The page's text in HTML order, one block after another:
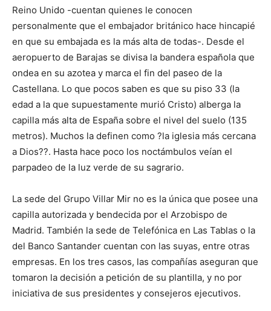
Reino Unido -cuentan quienes le conocen
personalmente que el embajador británico hace hincapié
en que su embajada es la más alta de todas-. Desde el
aeropuerto de Barajas se divisa la bandera española que
ondea en su azotea y marca el fin del paseo de la
Castellana. Lo que pocos saben es que su piso 33 (la
edad a la que supuestamente murió Cristo) alberga la
capilla más alta de España sobre el nivel del suelo (135
metros). Muchos la definen como ?la iglesia más cercana
a Dios??. Hasta hace poco los noctámbulos veían el
parpadeo de la luz verde de su sagrario.
La sede del Grupo Villar Mir no es la única que posee una
capilla autorizada y bendecida por el Arzobispo de
Madrid. También la sede de Telefónica en Las Tablas o la
del Banco Santander cuentan con las suyas, entre otras
empresas. En los tres casos, las compañías aseguran que
tomaron la decisión a petición de su plantilla, y no por
iniciativa de sus presidentes y consejeros ejecutivos.